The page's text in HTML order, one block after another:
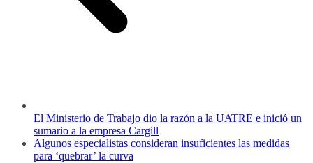
El Ministerio de Trabajo dio la razón a la UATRE e inició un
sumario a la empresa Cargill
Algunos especialistas consideran insuficientes las medidas
para ‘quebrar’ la curva